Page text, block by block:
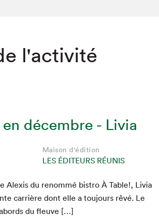
l'activité
décembre - Livia
Maison d'édition
LES ÉDITEURS RÉUNIS
Alex­is du renom­mé bistro À Table!, Livia
car­rière dont elle a tou­jours rêvé. Le
du fleuve […]